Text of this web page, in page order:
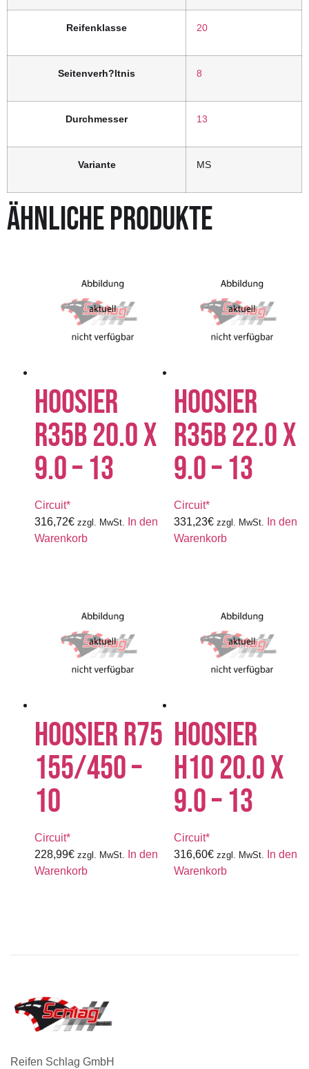
Reifenklasse 20
Seitenverh?ltnis 8
Durchmesser 13
Variante MS
ÄHNLICHE PRODUKTE
HOOSIER
R35B 20.0 X
9.0 – 13
Circuit*
316,72€ zzgl. MwSt.
In den
Warenkorb
HOOSIER
R35B 22.0 X
9.0 – 13
Circuit*
331,23€ zzgl. MwSt.
In den
Warenkorb
HOOSIER R75
155/450 –
10
Circuit*
228,99€ zzgl. MwSt.
In den
Warenkorb
HOOSIER
H10 20.0 X
9.0 – 13
Circuit*
316,60€ zzgl. MwSt.
In den
Warenkorb
Reifen Schlag GmbH